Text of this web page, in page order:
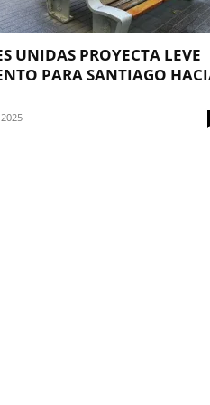
UNIDAS PROYECTA LEVE
PARA SANTIAGO